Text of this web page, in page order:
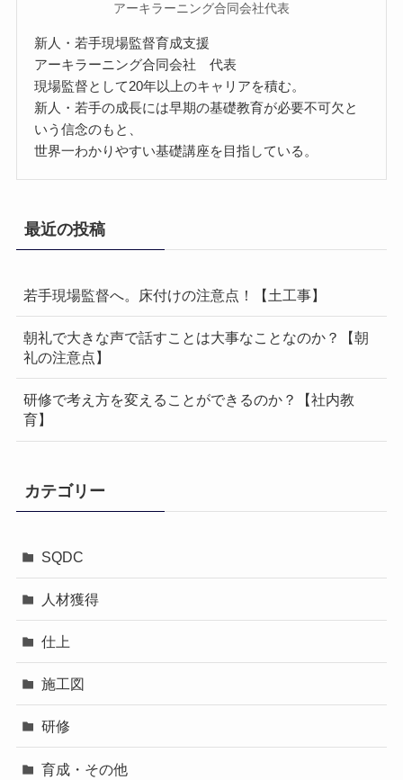
アーキラーニング合同会社代表
新人・若手現場監督育成支援
アーキラーニング合同会社 代表
現場監督として20年以上のキャリアを積む。
新人・若手の成長には早期の基礎教育が必要不可欠と
いう信念のもと、
世界一わかりやすい基礎講座を目指している。
最近の投稿
若手現場監督へ。床付けの注意点！【土工事】
朝礼で大きな声で話すことは大事なことなのか？【朝
礼の注意点】
研修で考え方を変えることができるのか？【社内教
育】
カテゴリー
SQDC
人材獲得
仕上
施工図
研修
育成・その他